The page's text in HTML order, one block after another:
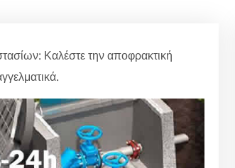
Καλέστε την αποφρακτική